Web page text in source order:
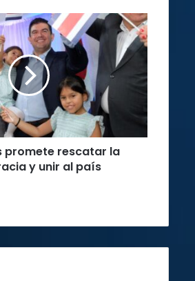
promete rescatar la
y unir al país